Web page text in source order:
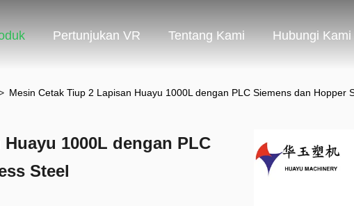
Pertunjukan VR Tentang Kami Hubungi Kami
Mesin Cetak Tiup 2 Lapisan Huayu 1000L dengan PLC Siemens dan Hopper
1000L dengan PLC
Steel